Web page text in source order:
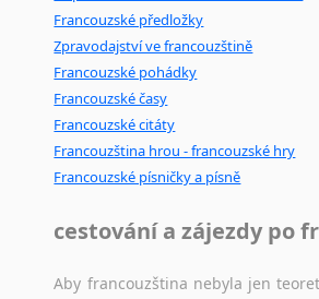
Francouzské předložky
Zpravodajství ve francouzštině
Francouzské pohádky
Francouzské časy
Francouzské citáty
Francouzština hrou - francouzské hry
Francouzské písničky a písně
cestování a zájezdy po
Aby francouzština nebyla jen